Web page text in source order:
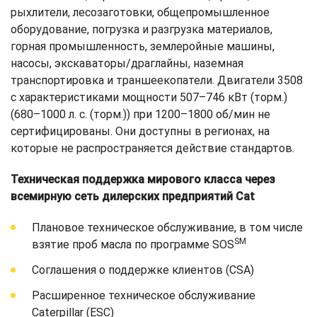
рыхлители, лесозаготовки, общепромышленное
оборудование, погрузка и разгрузка материалов,
горная промышленность, землеройные машины,
насосы, экскаваторы/драглайны, наземная
транспортировка и траншеекопатели. Двигатели 3508
с характеристиками мощности 507–746 кВт (торм.)
(680–1000 л. с. (торм.)) при 1200–1800 об/мин не
сертифицированы. Они доступны в регионах, на
которые не распространяется действие стандартов.
Техническая поддержка мирового класса через
всемирную сеть дилерских предприятий Cat
Плановое техническое обслуживание, в том числе
взятие проб масла по программе SOSSM
Соглашения о поддержке клиентов (CSA)
Расширенное техническое обслуживание
Caterpillar (ESC)